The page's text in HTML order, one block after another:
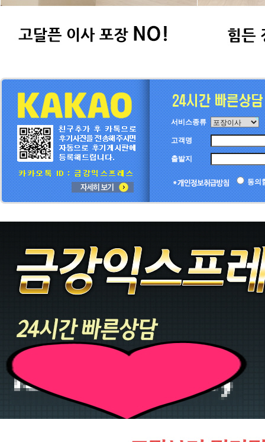
서비스종류
고객명
출발지
동의